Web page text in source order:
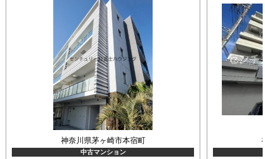
神奈川県茅ヶ崎市本宿町
中古マンション